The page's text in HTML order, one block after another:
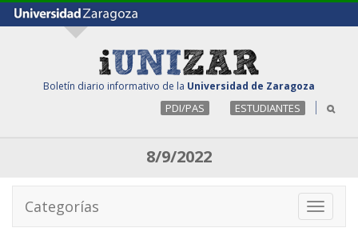
Boletín diario informativo de la Universidad de Zaragoza
PDI/PAS ESTUDIANTES
8/9/2022
Toggle
Categorías